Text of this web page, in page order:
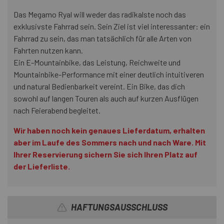
Das Megamo Ryal will weder das radikalste noch das
exklusivste Fahrrad sein. Sein Ziel ist viel interessanter: ein
Fahrrad zu sein, das man tatsächlich für alle Arten von
Fahrten nutzen kann.
Ein E-Mountainbike, das Leistung, Reichweite und
Mountainbike-Performance mit einer deutlich intuitiveren
und natural Bedienbarkeit vereint. Ein Bike, das dich
sowohl auf langen Touren als auch auf kurzen Ausflügen
nach Feierabend begleitet.
Wir haben noch kein genaues Lieferdatum, erhalten
aber im Laufe des Sommers nach und nach Ware. Mit
Ihrer Reservierung sichern Sie sich Ihren Platz auf
der Lieferliste.
HAFTUNGSAUSSCHLUSS